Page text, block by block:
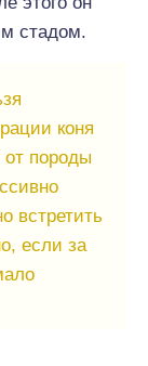
стадом.
коня
породы
встретить
если за